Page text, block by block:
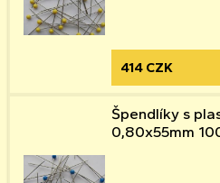
414 CZK
Špendlíky s
0,80x55mm